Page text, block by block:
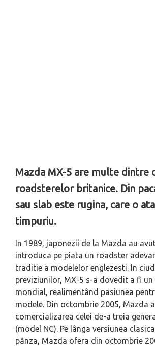
Mazda MX-5 are multe dintre
roadsterelor britanice. Din
sau slab este rugina, care o
timpuriu.
In 1989, japonezii de la Mazda au
introduca pe piata un roadster
traditie a modelelor englezesti. In
previziunilor, MX-5 s-a dovedit a fi un
mondial, realimentând pasiunea
modele. Din octombrie 2005, Mazda
comercializarea celei de-a treia
(model NC). Pe lânga versiunea
pânza, Mazda ofera din octombrie